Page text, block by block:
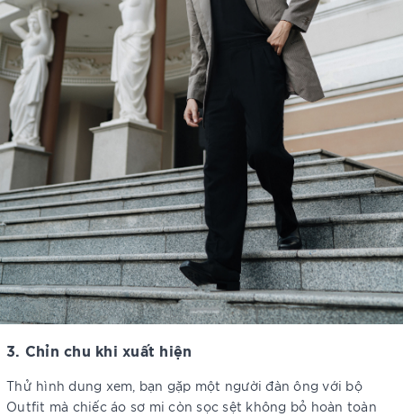
3. Chỉn chu khi xuất hiện
Thử hình dung xem, bạn gặp một người đàn ông với bộ
Outfit mà chiếc áo sơ mi còn sọc sệt không bỏ hoàn toàn